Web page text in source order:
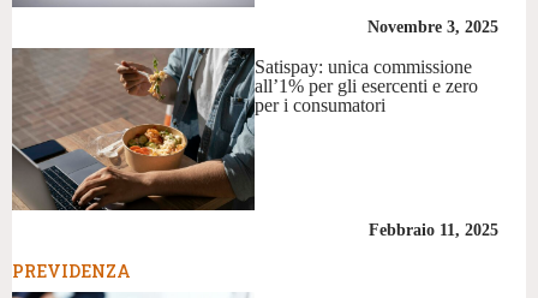
Novembre 3, 2025
Satispay: unica commissione
all’1% per gli esercenti e zero
per i consumatori
Febbraio 11, 2025
PREVIDENZA